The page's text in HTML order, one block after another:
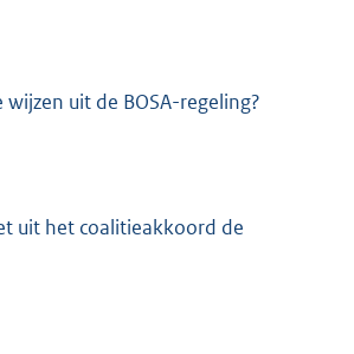
uit de BOSA-regeling?
uit het coalitieakkoord de